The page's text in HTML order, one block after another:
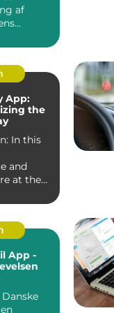
af
App:
the
In this
and
at the
App -